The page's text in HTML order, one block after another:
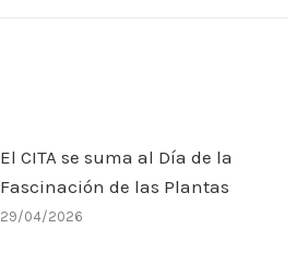
El CITA se suma al Día de la
Fascinación de las Plantas
29/04/2026